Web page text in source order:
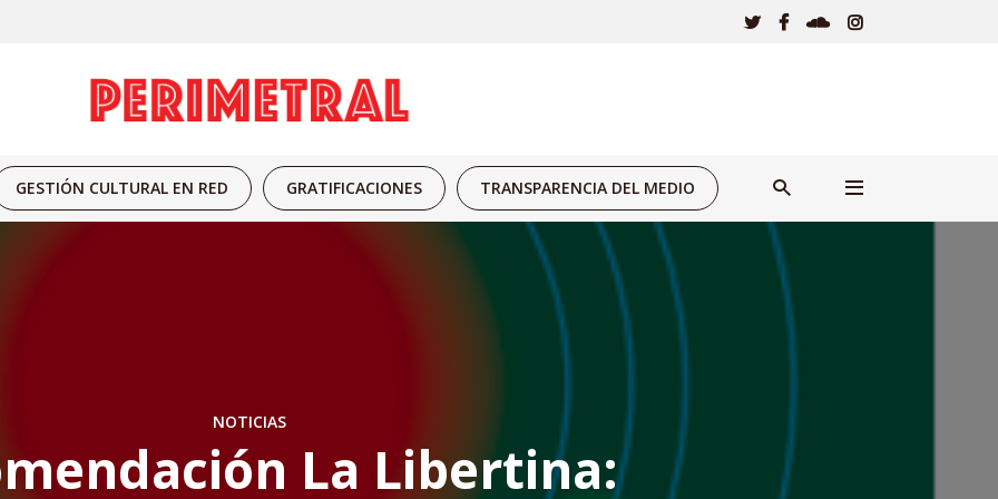
GESTIÓN CULTURAL EN RED GRATIFICACIONES TRANSPARENCIA DEL MEDIO
NOTICIAS
La Libertina: